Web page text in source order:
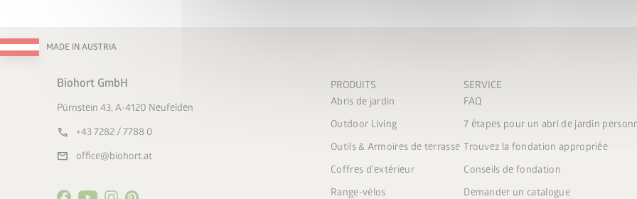
MADE IN AUSTRIA
Biohort GmbH
Pürnstein 43, A-4120 Neufelden
call +43 7282 / 7788 0
mail office@biohort.at
PRODUITS
Abris de jardin
Outdoor Living
Outils & Armoires de terrasse
Coffres d'extérieur
Range-vélos
SERVICE
FAQ
7 étapes pour un abri de jardin
Trouvez la fondation appropriée
Conseils de fondation
Demander un catalogue